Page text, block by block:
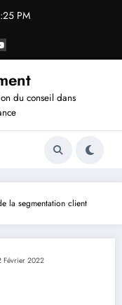
PM
du conseil dans
la segmentation client
Février 2022